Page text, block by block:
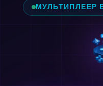
МУЛЬТИПЛЕЕР